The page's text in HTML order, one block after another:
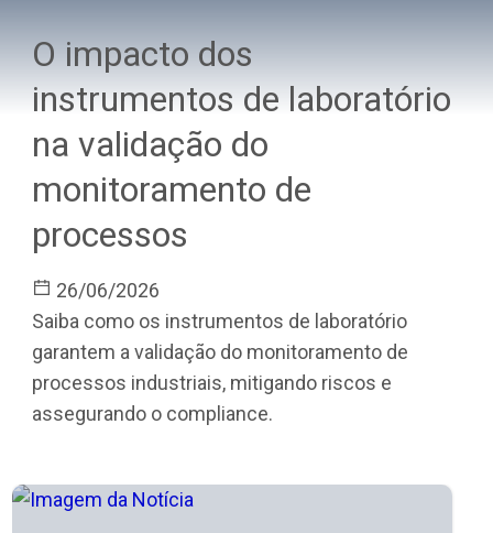
O impacto dos
instrumentos de laboratório
na validação do
monitoramento de
processos
26/06/2026
Saiba como os instrumentos de laboratório
garantem a validação do monitoramento de
processos industriais, mitigando riscos e
assegurando o compliance.